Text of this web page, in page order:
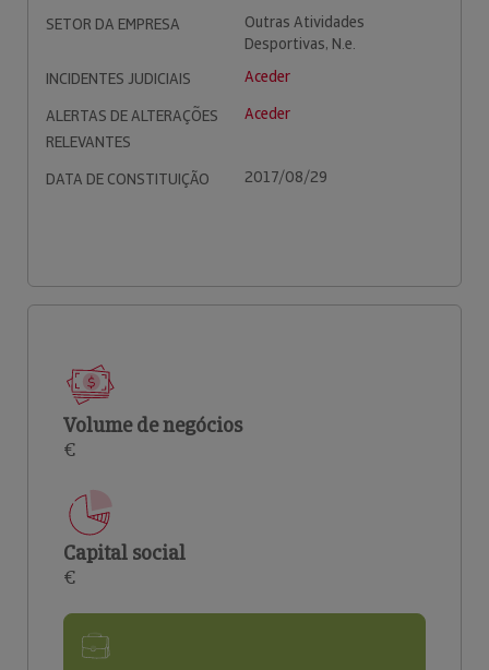
SETOR DA EMPRESA
Outras Atividades
Desportivas, N.e.
INCIDENTES JUDICIAIS
Aceder
ALERTAS DE ALTERAÇÕES
RELEVANTES
Aceder
DATA DE CONSTITUIÇÃO 2017/08/29
Volume de negócios
€
Capital social
€